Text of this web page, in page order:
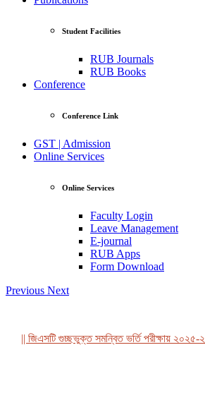
Student Facilities
RUB Journals
RUB Books
Conference
Conference Link
GST | Admission
Online Services
Online Services
Faculty Login
Leave Management
E-journal
RUB Apps
Form Download
Previous Next
|| জিএসটি গুচ্ছভুক্ত সমন্বিত ভর্তি পরীক্ষায় ২০২৫-২৬